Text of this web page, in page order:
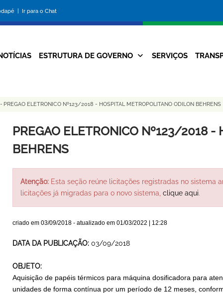
| Ir para o Chat
da
Prefeitura
Navegação
ESTRUTURA DE GOVERNO SERVIÇOS
- PREGAO ELETRONICO Nº123/2018 - HOSPITAL METROPOLITANO ODILON BEHRENS
PREGAO ELETRONICO Nº123/2018 -
BEHRENS
Atenção:Esta seção reúne licitações registradas no sistema
licitações já migradas para o novo sistema, clique aqui.
criado em 03/09/2018- atualizado em 01/03/2022 | 12:28
DATA DA PUBLICAÇÃO: 03/09/2018
OBJETO:
Aquisição de papéis térmicos para máquina dosificadora para
unidades de forma contínua por um período de 12 meses,